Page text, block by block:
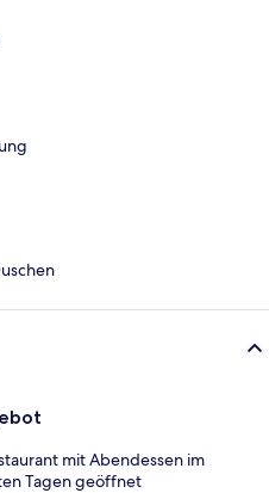
mit Abendessen im
Tagen geöffnet